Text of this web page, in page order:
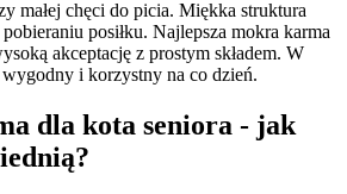
małej chęci do picia. Miękka struktura
posiłku. Najlepsza mokra karma
akceptację z prostym składem. W
wygodny i korzystny na co dzień.
dla kota seniora - jak